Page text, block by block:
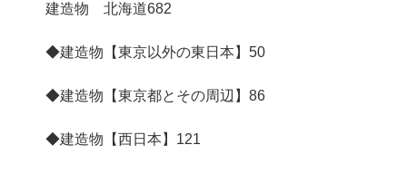
建造物 北海道682
◆建造物【東京以外の東日本】 50
◆建造物【東京都とその周辺】 86
◆建造物【西日本】 121